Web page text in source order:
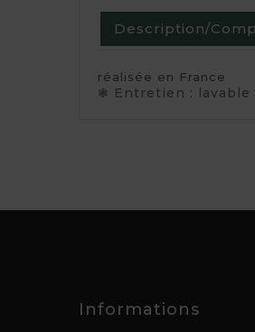
Description/
réalisée en France
❃ Entretien : lavable
Informations